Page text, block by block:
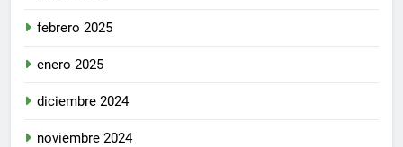
febrero 2025
enero 2025
diciembre 2024
noviembre 2024